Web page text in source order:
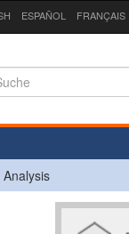
ESPAÑOL FRANÇAIS
Analysis